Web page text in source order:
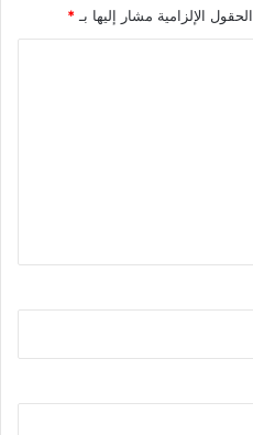
الحقول الإلزامية مشار إليها بـ *